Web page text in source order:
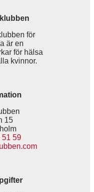
för
är en
för hälsa
kvinnor.
15
51 59